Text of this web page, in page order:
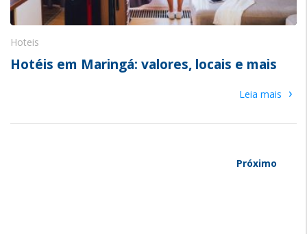
Hoteis
Hotéis em Maringá: valores, locais e mais
Leia mais ›
Próximo